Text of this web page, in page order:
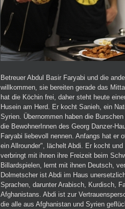
Betreuer Abdul Basir Faryabi und die
willkommen, sie bereiten gerade das
hat die Köchin frei, daher steht heute
Husein am Herd. Er kocht Sanieh, ein
Syrien. Übernommen haben die
die BewohnerInnen des Georg Danzer-
Faryabi liebevoll nennen. Anfangs hat er
ein Allrounder", lächelt Abdi. Er kocht
verbringt mit ihnen ihre Freizeit beim
Billardspielen, lernt mit ihnen Deutsch,
Dolmetscher ist Abdi im Haus
Sprachen, darunter Arabisch, Kurdisch,
Afghanistans. Abdi ist zur
die alle aus Afghanistan und Syrien